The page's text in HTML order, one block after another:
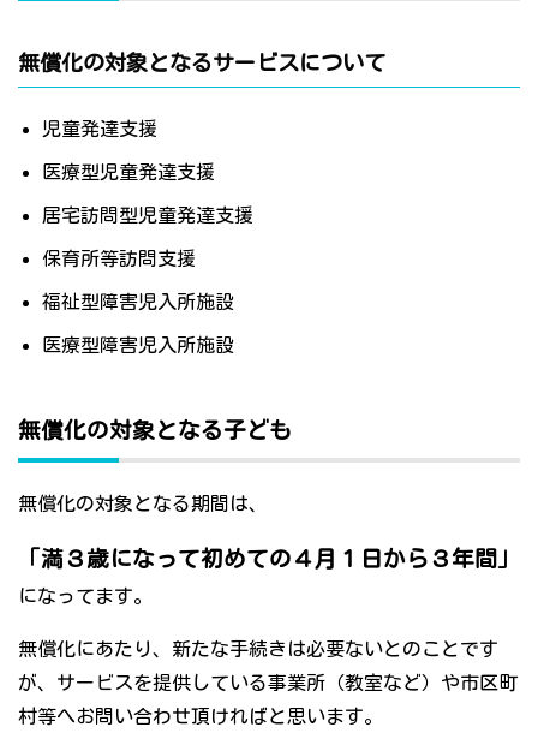
無償化の対象となるサービスについて
児童発達支援
医療型児童発達支援
居宅訪問型児童発達支援
保育所等訪問支援
福祉型障害児入所施設
医療型障害児入所施設
無償化の対象となる子ども
無償化の対象となる期間は、
「満３歳になって初めての４月１日から３年間」
になってます。
無償化にあたり、新たな手続きは必要ないとのことです
が、サービスを提供している事業所（教室など）や市区町
村等へお問い合わせ頂ければと思います。